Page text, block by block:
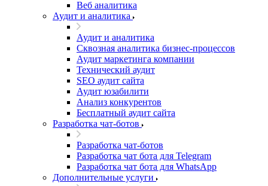
Веб аналитика
Аудит и аналитика
Аудит и аналитика
Сквозная аналитика бизнес-процессов
Аудит маркетинга компании
Технический аудит
SEO аудит сайта
Аудит юзабилити
Анализ конкурентов
Бесплатный аудит сайта
Разработка чат-ботов
Разработка чат-ботов
Разработка чат бота для Telegram
Разработка чат бота для WhatsApp
Дополнительные услуги